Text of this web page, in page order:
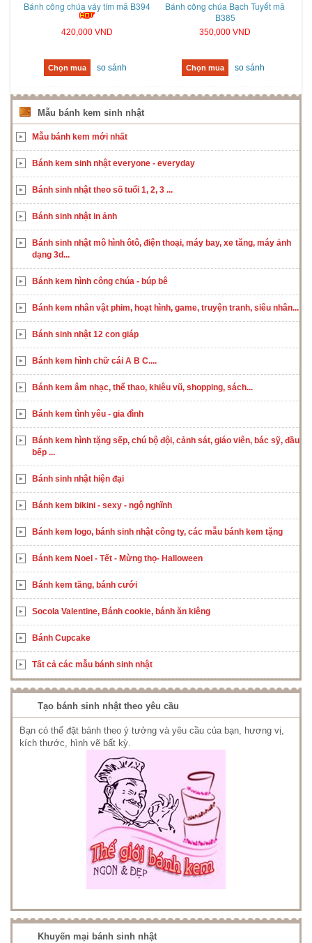
Bánh công chúa váy tím mã B394
420,000 VND
Chọn mua so sánh
Bánh công chúa Bạch Tuyết mã
B385
350,000 VND
Chọn mua so sánh
Mẫu bánh kem sinh nhật
Mẫu bánh kem mới nhất
Bánh kem sinh nhật everyone - everyday
Bánh sinh nhật theo số tuổi 1, 2, 3 ...
Bánh sinh nhật in ảnh
Bánh sinh nhật mô hình ôtô, điện thoại, máy bay, xe tăng, máy ảnh
dạng 3d...
Bánh kem hình công chúa - búp bê
Bánh kem nhân vật phim, hoạt hình, game, truyện tranh, siêu nhân...
Bánh sinh nhật 12 con giáp
Bánh kem hình chữ cái A B C....
Bánh kem âm nhạc, thể thao, khiêu vũ, shopping, sách...
Bánh kem tình yêu - gia đình
Bánh kem hình tặng sếp, chú bộ đội, cảnh sát, giáo viên, bác sỹ, đầu
bếp ...
Bánh sinh nhật hiện đại
Bánh kem bikini - sexy - ngộ nghĩnh
Bánh kem logo, bánh sinh nhật công ty, các mẫu bánh kem tặng
Bánh kem Noel - Tết - Mừng thọ- Halloween
Bánh kem tầng, bánh cưới
Socola Valentine, Bánh cookie, bánh ăn kiêng
Bánh Cupcake
Tất cả các mẫu bánh sinh nhật
Tạo bánh sinh nhật theo yêu cầu
Bạn có thể đặt bánh theo ý tưởng và yêu cầu của bạn, hương vị,
kích thước, hình vẽ bất kỳ.
Khuyến mại bánh sinh nhật